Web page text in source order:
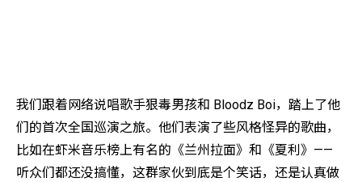
我们跟着网络说唱歌手狠毒男孩和 Bloodz Boi，踏上了他
们的首次全国巡演之旅。他们表演了些风格怪异的歌曲，
比如在虾米音乐榜上有名的《兰州拉面》和《夏利》——
听众们都还没搞懂，这群家伙到底是个笑话，还是认真做